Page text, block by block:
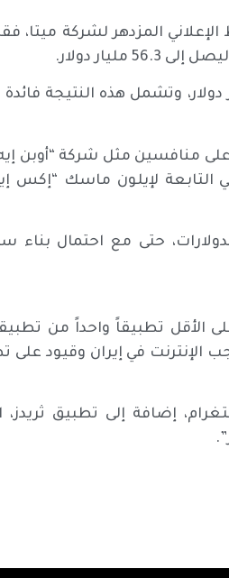
المزدهر لشركة ميتا، فقد
دولار.
منافسين مثل شركة “أوبن
لإيلون ماسك “إكس
حتى مع احتمال
حجب الإنترنت في إيران وقيود
إضافة إلى تطبيق